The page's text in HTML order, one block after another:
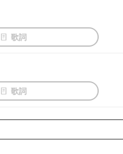
歌詞
歌詞